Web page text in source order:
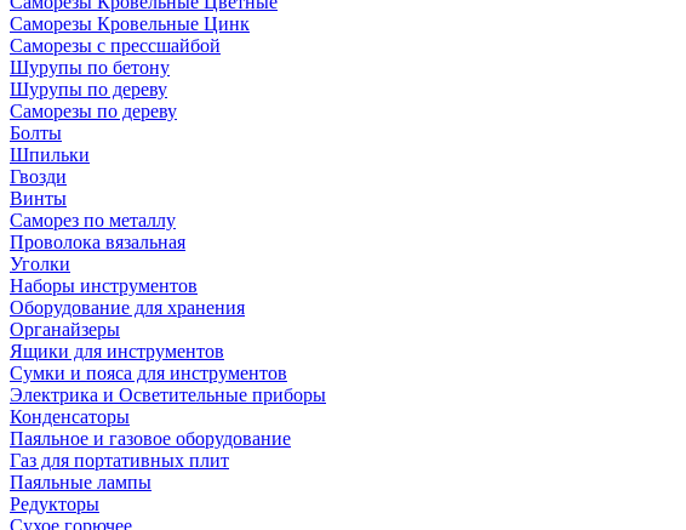
Саморезы Кровельные Цинк
Саморезы с прессшайбой
Шурупы по бетону
Шурупы по дереву
Саморезы по дереву
Болты
Шпильки
Гвозди
Винты
Саморез по металлу
Проволока вязальная
Уголки
Наборы инструментов
Оборудование для хранения
Органайзеры
Ящики для инструментов
Сумки и пояса для инструментов
Электрика и Осветительные приборы
Конденсаторы
Паяльное и газовое оборудование
Газ для портативных плит
Паяльные лампы
Редукторы
Сухое горючее